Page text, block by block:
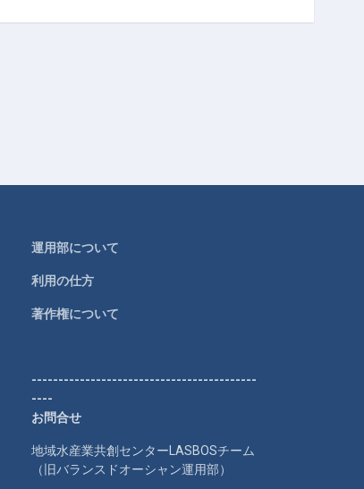
運用部について
利用の仕方
著作権について
------------------------------------------
----
お問合せ
地域水産業共創センターLASBOSチーム
（旧バランスドオーシャン運用部）